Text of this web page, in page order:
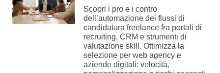
Scopri i pro e i contro
dell’automazione dei flussi di
candidatura freelance fra portali di
recruiting, CRM e strumenti di
valutazione skill. Ottimizza la
selezione per web agency e
aziende digitali: velocità,